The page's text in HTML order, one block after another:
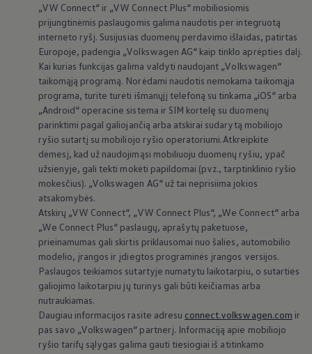
„VW Connect“ ir „VW Connect Plus“ mobiliosiomis
prijungtinėmis paslaugomis galima naudotis per integruotą
interneto ryšį. Susijusias duomenų perdavimo išlaidas, patirtas
Europoje, padengia „Volkswagen AG“ kaip tinklo aprėpties dalį.
Kai kurias funkcijas galima valdyti naudojant „Volkswagen“
taikomąją programą. Norėdami naudotis nemokama taikomąja
programa, turite turėti išmanųjį telefoną su tinkama „iOS“ arba
„Android“ operacine sistema ir SIM kortelę su duomenų
parinktimi pagal galiojančią arba atskirai sudarytą mobiliojo
ryšio sutartį su mobiliojo ryšio operatoriumi. Atkreipkite
dėmesį, kad už naudojimąsi mobiliuoju duomenų ryšiu, ypač
užsienyje, gali tekti mokėti papildomai (pvz., tarptinklinio ryšio
mokesčius). „Volkswagen AG“ už tai neprisiima jokios
atsakomybės.
Atskirų „VW Connect“, „VW Connect Plus“, „We Connect“ arba
„We Connect Plus“ paslaugų, aprašytų paketuose,
prieinamumas gali skirtis priklausomai nuo šalies, automobilio
modelio, įrangos ir įdiegtos programinės įrangos versijos.
Paslaugos teikiamos sutartyje numatytu laikotarpiu, o sutarties
galiojimo laikotarpiu jų turinys gali būti keičiamas arba
nutraukiamas.
Daugiau informacijos rasite adresu connect.volkswagen.com ir
pas savo „Volkswagen“ partnerį. Informaciją apie mobiliojo
ryšio tarifų sąlygas galima gauti tiesiogiai iš atitinkamo